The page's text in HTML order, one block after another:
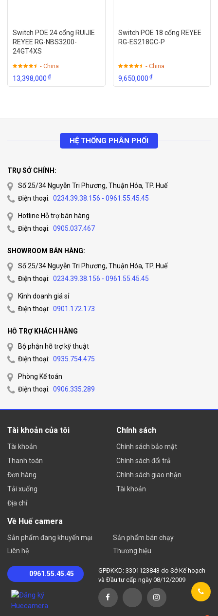
Switch POE 24 cổng RUIJIE
REYEE RG-NBS3200-
24GT4XS
- China
13,398,000₫
Switch POE 18 cổng REYEE
RG-ES218GC-P
- China
9,650,000₫
HỆ THỐNG PHÂN PHỐI
TRỤ SỞ CHÍNH:
Số 25/34 Nguyễn Tri Phương, Thuận Hóa, TP. Huế
Điện thoại: 0234.39.38.156 - 0961.55.45.45
Hotline Hỗ trợ bán hàng
Điện thoại: 0905.037.467
SHOWROOM BÁN HÀNG:
Số 25/34 Nguyễn Tri Phương, Thuận Hóa, TP. Huế
Điện thoại: 0234.39.38.156 - 0961.55.45.45
Kinh doanh giá sỉ
Điện thoại: 0901.172.173
HỖ TRỢ KHÁCH HÀNG
Bộ phận hỗ trợ kỹ thuật
Điện thoại: 0935.754.475
Phòng Kế toán
Điện thoại: 0906.335.289
Tài khoản của tôi
Tài khoản
Thanh toán
Đơn hàng
Tải xuống
Địa chỉ
Chính sách
Chính sách bảo mật
Chính sách đổi trả
Chính sách giao nhận
Tài khoản
Về Huế camera
Sản phẩm đang khuyến mại
Liên hệ
Sản phẩm bán chạy
Thương hiệu
0961.55.45.45
GPĐKKD: 3301123843 do Sở Kế hoạch
và Đầu tư cấp ngày 08/12/2009